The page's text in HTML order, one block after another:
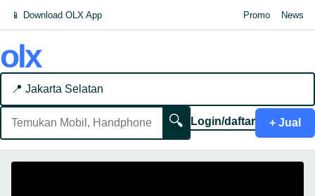
📱 Download OLX App Promo News
olx
📍 Jakarta Selatan
🔍 Login/daftar + Jual